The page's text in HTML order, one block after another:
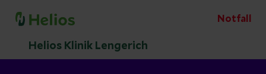
Notfall
Helios Klinik Lengerich